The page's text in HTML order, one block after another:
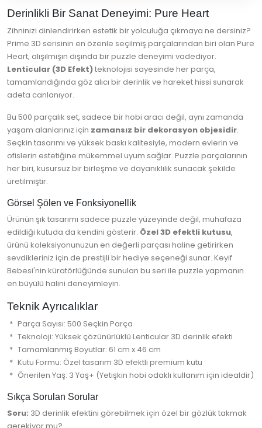
Derinlikli Bir Sanat Deneyimi: Pure Heart
Zihninizi dinlendirirken estetik bir yolculuğa çıkmaya ne dersiniz?
Prime 3D serisinin en özenle seçilmiş parçalarından biri olan Pure
Heart, alışılmışın dışında bir puzzle deneyimi vadediyor.
Lenticular (3D Efekt)teknolojisi sayesinde her parça,
tamamlandığında göz alıcı bir derinlik ve hareket hissi sunarak
adeta canlanıyor.
Bu 500 parçalık set, sadece bir hobi aracı değil, aynı zamanda
yaşam alanlarınız için zamansız bir dekorasyon objesidir.
Seçkin tasarımı ve yüksek baskı kalitesiyle, modern evlerin ve
ofislerin estetiğine mükemmel uyum sağlar. Puzzle parçalarının
her biri, kusursuz bir birleşme ve dayanıklılık sunacak şekilde
üretilmiştir.
Görsel Şölen ve Fonksiyonellik
Ürünün şık tasarımı sadece puzzle yüzeyinde değil, muhafaza
edildiği kutuda da kendini gösterir. Özel 3D efektli kutusu,
ürünü koleksiyonunuzun en değerli parçası haline getirirken
sevdikleriniz için de prestijli bir hediye seçeneği sunar. Keyif
Bebesi'nin küratörlüğünde sunulan bu seri ile puzzle yapmanın
en büyülü halini deneyimleyin.
Teknik Ayrıcalıklar
Parça Sayısı: 500 Seçkin Parça
Teknoloji: Yüksek çözünürlüklü Lenticular 3D derinlik efekti
Tamamlanmış Boyutlar: 61 cm x 46 cm
Kutu Formu: Özel tasarım 3D efektli premium kutu
Önerilen Yaş: 3 Yaş+ (Yetişkin hobi odaklı kullanım için idealdir)
Sıkça Sorulan Sorular
Soru: 3D derinlik efektini görebilmek için özel bir gözlük takmak